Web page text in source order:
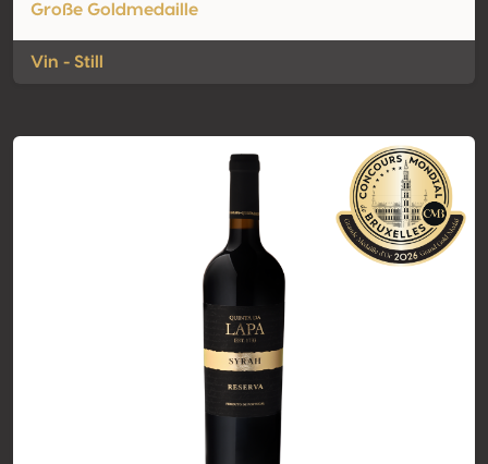
Große Goldmedaille
Vin - Still